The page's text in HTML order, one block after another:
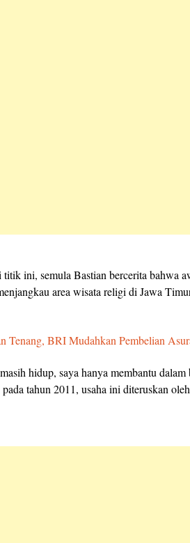
titik ini, semula Bastian bercerita bahwa
area wisata religi di Jawa
Tenang, BRI Mudahkan Pembelian
hidup, saya hanya membantu dalam
tahun 2011, usaha ini diteruskan